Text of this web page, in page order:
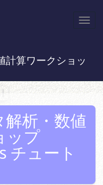
計算ワークショッ
析・数値
ップ
チュート